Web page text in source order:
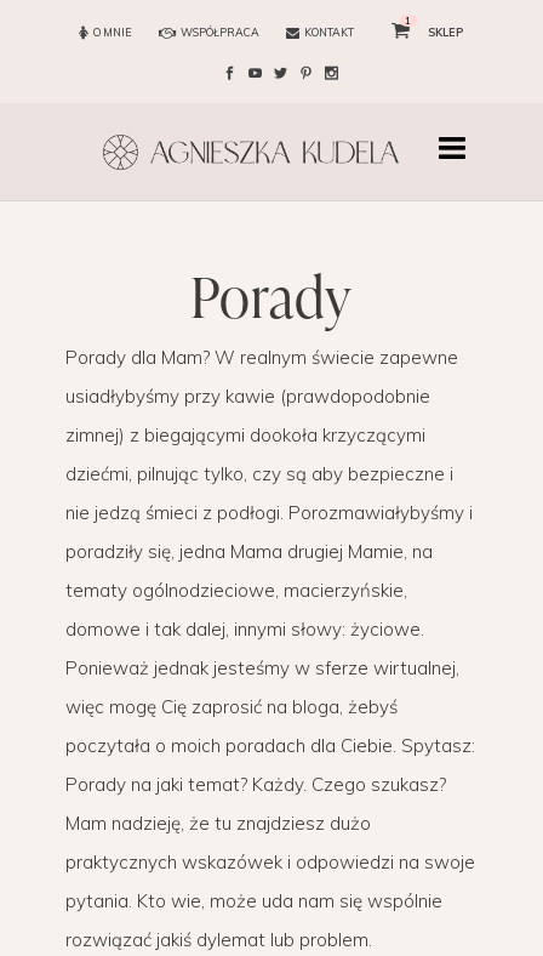
O MNIE WSPÓŁPRACA KONTAKT
1
SKLEP
porady
Porady dla Mam? W realnym świecie zapewne
usiadłybyśmy przy kawie (prawdopodobnie
zimnej) z biegającymi dookoła krzyczącymi
dziećmi, pilnując tylko, czy są aby bezpieczne i
nie jedzą śmieci z podłogi. Porozmawiałybyśmy i
poradziły się, jedna Mama drugiej Mamie, na
tematy ogólnodzieciowe, macierzyńskie,
domowe i tak dalej, innymi słowy: życiowe.
Ponieważ jednak jesteśmy w sferze wirtualnej,
więc mogę Cię zaprosić na bloga, żebyś
poczytała o moich poradach dla Ciebie. Spytasz:
Porady na jaki temat? Każdy. Czego szukasz?
Mam nadzieję, że tu znajdziesz dużo
praktycznych wskazówek i odpowiedzi na swoje
pytania. Kto wie, może uda nam się wspólnie
rozwiązać jakiś dylemat lub problem.